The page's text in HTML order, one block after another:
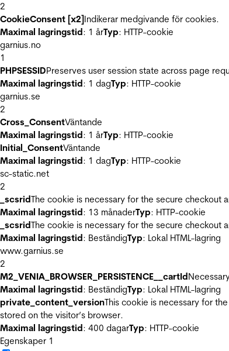
2
CookieConsent [x2]Indikerar medgivande för cookies.
Maximal lagringstid: 1 årTyp: HTTP-cookie
garnius.no
1
PHPSESSIDPreserves user session state across page
Maximal lagringstid: 1 dagTyp: HTTP-cookie
garnius.se
2
Cross_ConsentVäntande
Maximal lagringstid: 1 årTyp: HTTP-cookie
Initial_ConsentVäntande
Maximal lagringstid: 1 dagTyp: HTTP-cookie
sc-static.net
2
_scsridThe cookie is necessary for the secure checkout
Maximal lagringstid: 13 månaderTyp: HTTP-cookie
_scsridThe cookie is necessary for the secure checkout
Maximal lagringstid: BeständigTyp: Lokal HTML-lagring
www.garnius.se
2
M2_VENIA_BROWSER_PERSISTENCE__cartId
Maximal lagringstid: BeständigTyp: Lokal HTML-lagring
private_content_versionThis cookie is necessary for
stored on the visitor’s browser.
Maximal lagringstid: 400 dagarTyp: HTTP-cookie
Egenskaper 1